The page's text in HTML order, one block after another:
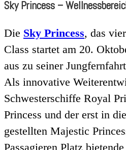
Sky Princess –
Die Sky Princess, das
Class startet am 20.
aus zu seiner
Als innovative
Schwesterschiffe Royal
Princess und der erst in
gestellten Majestic
Passagieren Platz